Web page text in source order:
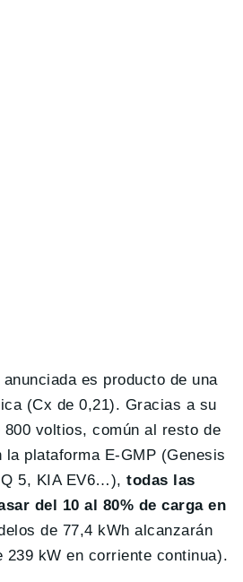
es producto de una
(Cx de 0,21). Gracias a su
voltios, común al resto de
la plataforma E-GMP (Genesis
5, KIA EV6…),todas las
del 10 al 80% de carga en
de 77,4 kWh alcanzarán
239 kW en corriente continua).